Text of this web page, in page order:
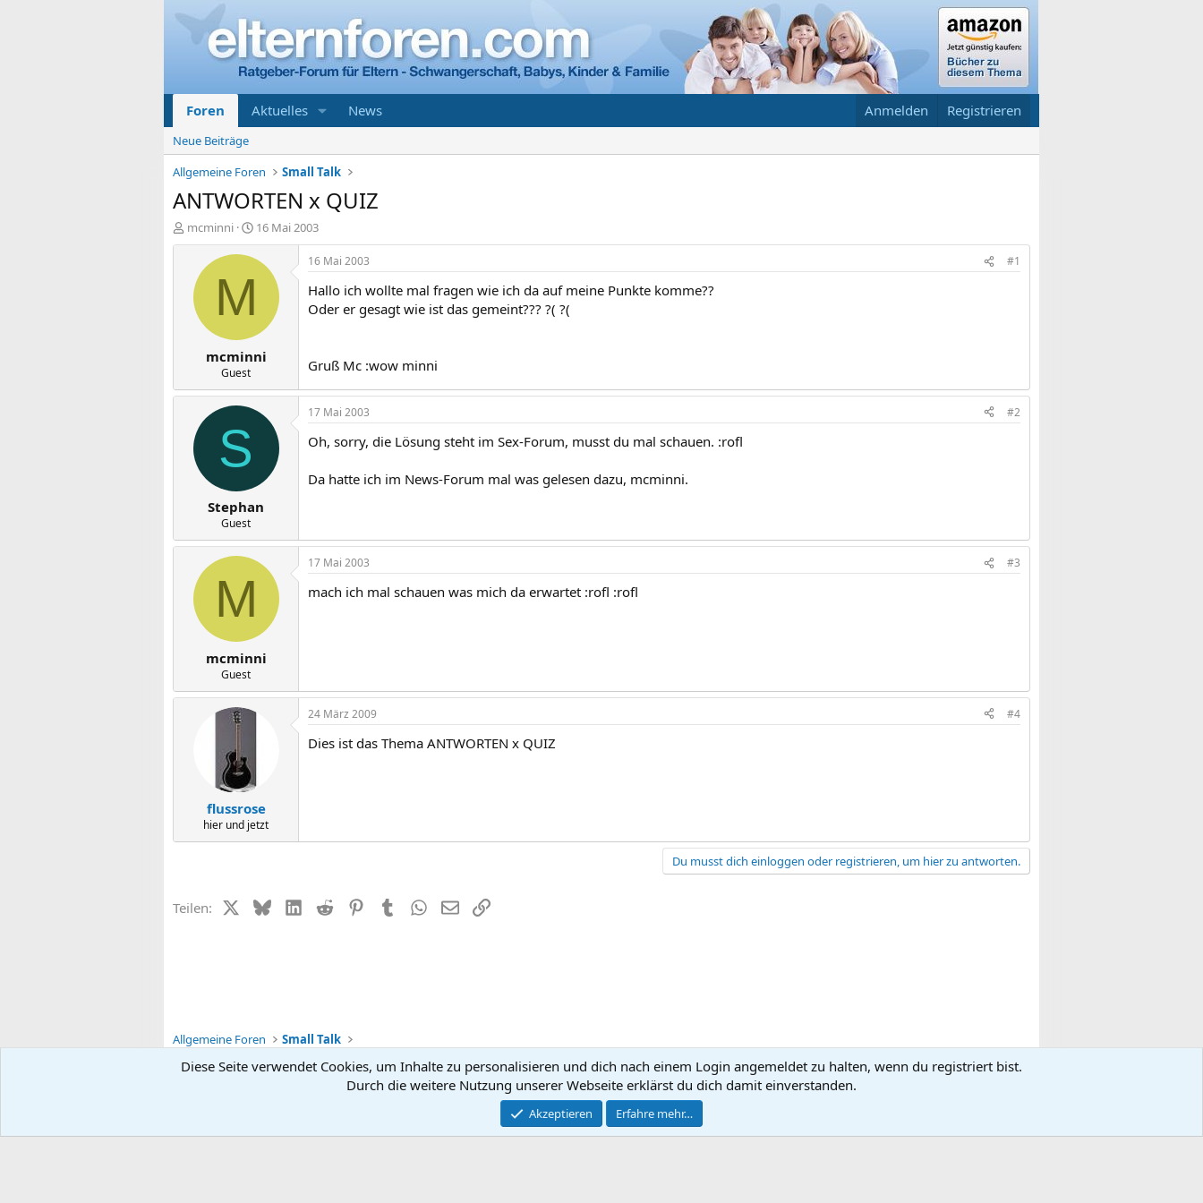
Foren Aktuelles News Anmelden Registrieren
Neue Beiträge
Allgemeine Foren
Small Talk
ANTWORTEN x QUIZ
E
r
mcminni
E
r
s
t
a
16 Mai 2003
M
mcminni
Guest
16 Mai 2003 #1
Hallo ich wollte mal fragen wie ich da auf meine Punkte komme??
Oder er gesagt wie ist das gemeint??? ?( ?(
Gruß Mc :wow minni
S
Stephan
Guest
17 Mai 2003 #2
Oh, sorry, die Lösung steht im Sex-Forum, musst du mal schauen. :rofl
Da hatte ich im News-Forum mal was gelesen dazu, mcminni.
M
mcminni
Guest
17 Mai 2003 #3
mach ich mal schauen was mich da erwartet :rofl :rofl
flussrose
hier und jetzt
24 März 2009 #4
Dies ist das Thema ANTWORTEN x QUIZ
Du musst dich einloggen oder registrieren, um hier zu antworten.
Teilen: X (Twitter)
BlueskyLinkedIn
Reddit PinterestTumblrWhatsApp
E-MailLink
Allgemeine Foren Small Talk
Kontakt Nutzungsbedingungen Datenschutz
Community platform by XenForo ® © 2010-2026 XenForo Ltd.
Diese Seite verwendet Cookies, um Inhalte zu personalisieren und dich nach einem Login angemeldet zu halten, wenn du registriert bist.
Durch die weitere Nutzung unserer Webseite erklärst du dich damit einverstanden.
Akzeptieren Erfahre mehr…